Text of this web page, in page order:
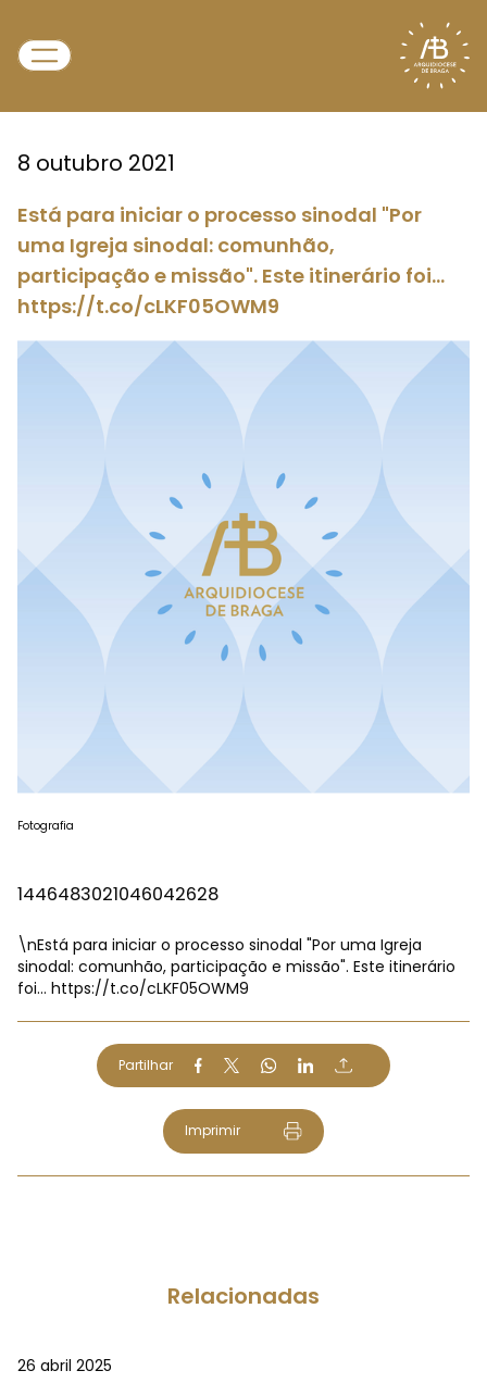
8 outubro 2021
Está para iniciar o processo sinodal "Por
uma Igreja sinodal: comunhão,
participação e missão". Este itinerário foi…
https://t.co/cLKF05OWM9
Fotografia
1446483021046042628
\nEstá para iniciar o processo sinodal "Por uma Igreja
sinodal: comunhão, participação e missão". Este itinerário
foi… https://t.co/cLKF05OWM9
Partilhar
Imprimir
Relacionadas
26 abril 2025